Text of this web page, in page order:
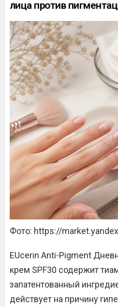
лица против
Фото: https://
EUcerin Anti-Pigment
крем SPF30 содержит
запатентованный
действует на причину